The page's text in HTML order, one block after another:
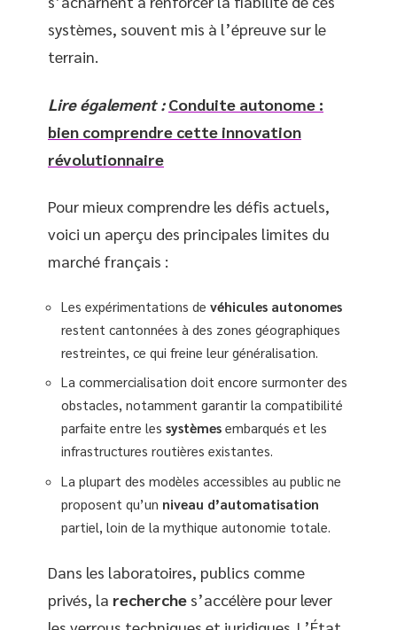
systèmes, souvent mis à l’épreuve sur le
terrain.
Lire également : Conduite autonome :
bien comprendre cette innovation
révolutionnaire
Pour mieux comprendre les défis actuels,
voici un aperçu des principales limites du
marché français :
Les expérimentations de véhicules autonomes
restent cantonnées à des zones géographiques
restreintes, ce qui freine leur généralisation.
La commercialisation doit encore surmonter des
obstacles, notamment garantir la compatibilité
parfaite entre les systèmes embarqués et les
infrastructures routières existantes.
La plupart des modèles accessibles au public ne
proposent qu’un niveau d’automatisation
partiel, loin de la mythique autonomie totale.
Dans les laboratoires, publics comme
privés, la recherche s’accélère pour lever